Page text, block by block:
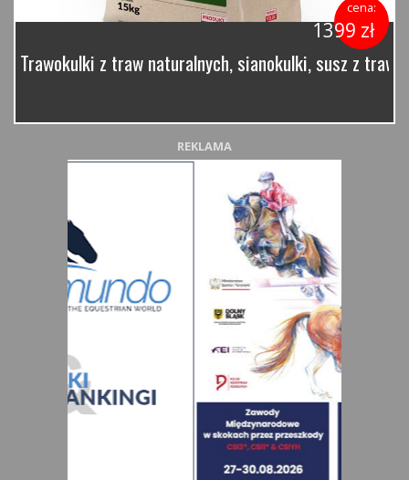
cena:
1399 zł
Trawokulki z traw naturalnych, sianokulki, susz z traw
REKLAMA